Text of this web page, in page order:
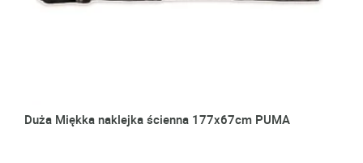
Duża Miękka naklejka ścienna 177x67cm PUMA